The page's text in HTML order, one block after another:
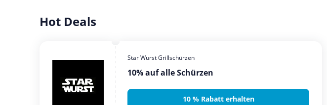
Hot Deals
Star Wurst Grillschürzen
10% auf alle Schürzen
10 % Rabatt erhalten